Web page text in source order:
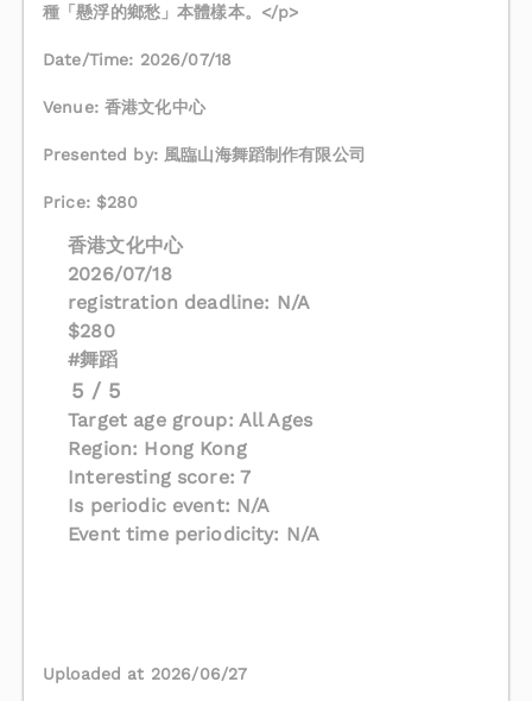
種「懸浮的鄉愁」本體樣本。</p>
Date/Time: 2026/07/18
Venue: 香港文化中心
Presented by: 風臨山海舞蹈制作有限公司
Price: $280
香港文化中心
2026/07/18
registration deadline: N/A
$280
#舞蹈
5 / 5
Target age group: All Ages
Region: Hong Kong
Interesting score: 7
Is periodic event: N/A
Event time periodicity: N/A
Uploaded at 2026/06/27